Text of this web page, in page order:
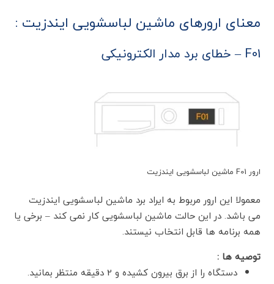
معنای ارورهای ماشین لباسشویی ایندزیت :
F01 – خطای برد مدار الکترونیکی
ارور F01 ماشین لباسشویی ایندزیت
معمولا این ارور مربوط به ایراد برد ماشین لباسشویی ایندزیت
می باشد. در این حالت ماشین لباسشویی کار نمی کند – برخی یا
همه برنامه ها قابل انتخاب نیستند.
توصیه ها :
دستگاه را از برق بیرون کشیده و 2 دقیقه منتظر بمانید.